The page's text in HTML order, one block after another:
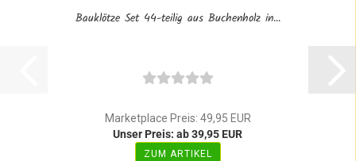
Bauklötze Set 44-teilig aus Buchenholz in...
Marketplace Preis: 49,95 EUR
Unser Preis: ab 39,95 EUR
ZUM ARTIKEL